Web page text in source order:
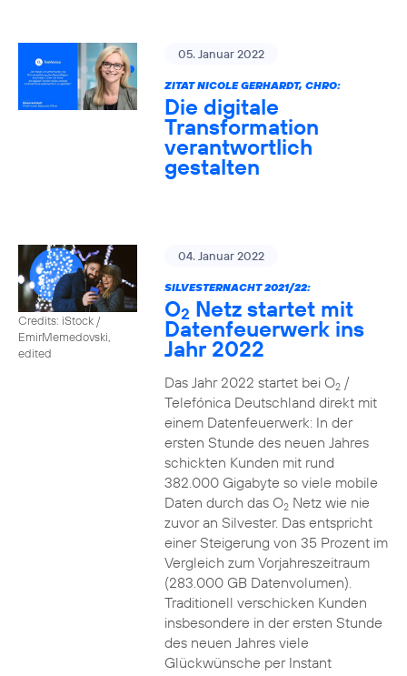
05. Januar 2022
ZITAT NICOLE GERHARDT, CHRO:
Die digitale
Transformation
verantwortlich
gestalten
Credits: iStock /
EmirMemedovski,
edited
04. Januar 2022
SILVESTERNACHT 2021/22:
O2 Netz startet mit
Datenfeuerwerk ins
Jahr 2022
Das Jahr 2022 startet bei O2/
Telefónica Deutschland direkt mit
einem Datenfeuerwerk: In der
ersten Stunde des neuen Jahres
schickten Kunden mit rund
382.000 Gigabyte so viele mobile
Daten durch das O2Netz wie nie
zuvor an Silvester. Das entspricht
einer Steigerung von 35 Prozent im
Vergleich zum Vorjahreszeitraum
(283.000 GB Datenvolumen).
Traditionell verschicken Kunden
insbesondere in der ersten Stunde
des neuen Jahres viele
Glückwünsche per Instant